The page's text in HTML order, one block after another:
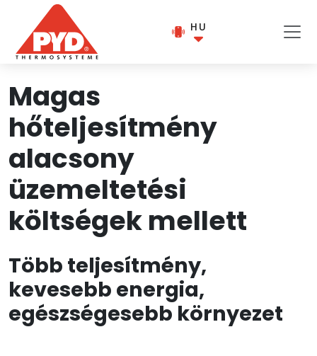
HU
Magas
hőteljesítmény
alacsony
üzemeltetési
költségek mellett
Több teljesítmény,
kevesebb energia,
egészségesebb környezet